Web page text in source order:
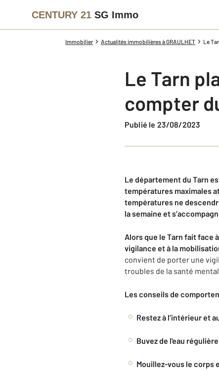
CENTURY 21 SG Immo
Immobilier Actualités immobilières à GRAULHET Le
Le Tarn
compter
Publié le 23/08/2023
Le département du Tarn
températures maximales
températures ne
la semaine et
Alors que le Tarn fait face
vigilance et à la
convient de porter une
troubles de la santé
Les conseils de
Restez à l’intérieur et
Buvez de l'eau
Mouillez-vous le corps